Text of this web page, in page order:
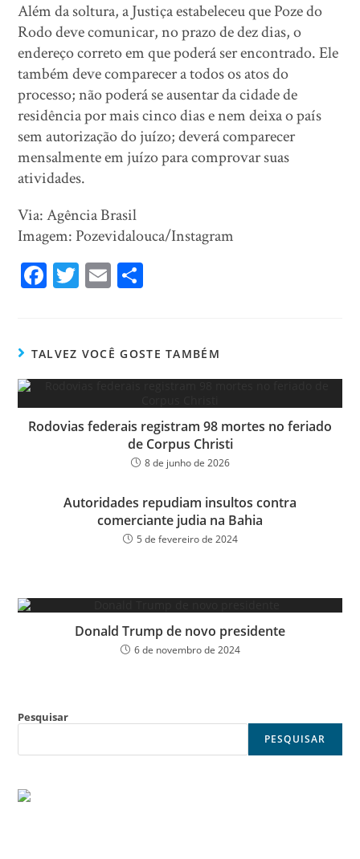
Além da soltura, a Justiça estabeleceu que Poze do
Rodo deve comunicar, no prazo de dez dias, o
endereço correto em que poderá ser encontrado. Ele
também deve comparecer a todos os atos do
processo; não poderá se ausentar da cidade de
residência por mais cinco dias e nem deixa o país
sem autorização do juízo; deverá comparecer
mensalmente em juízo para comprovar suas
atividades.
Via: Agência Brasil
Imagem: Pozevidalouca/Instagram
Fa
ok
T
er
E
TALVEZ VOCÊ GOSTE TAMBÉM
Rodovias federais registram 98 mortes no feriado
de Corpus Christi
8 de junho de 2026
Autoridades repudiam insultos contra
comerciante judia na Bahia
5 de fevereiro de 2024
Donald Trump de novo presidente
6 de novembro de 2024
Pesquisar
PESQUISAR